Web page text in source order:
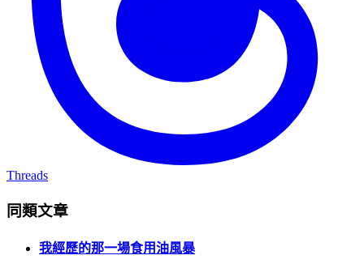
Threads
同類文章
我經歷的那一場食用油風暴